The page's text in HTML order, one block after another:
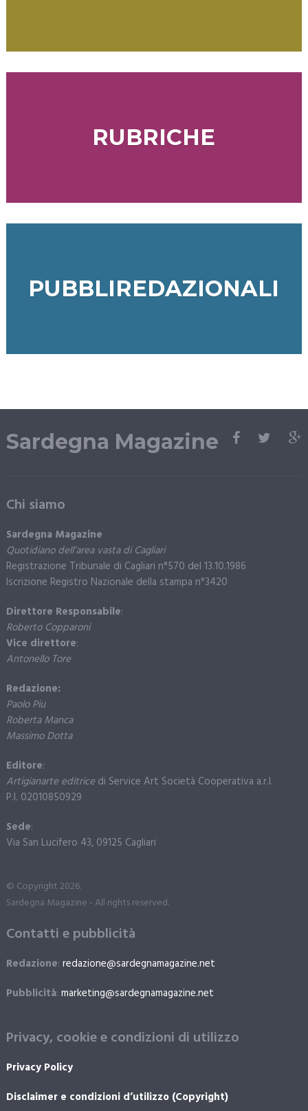
RUBRICHE
PUBBLIREDAZIONALI
Sardegna Magazine
Chi siamo
Sardegna Magazine
Quotidiano dell’area vasta di Cagliari
Registrazione Tribunale di Cagliari n°570 del 13.10.1986
Iscrizione Registro Nazionale della stampa n°3420
Direttore Responsabile:
Roberto Copparoni
Vice direttore:
Antonello Tore
Redazione:
Paolo Piu
Roberta Manca
Massimo Dotta
Editore:
Artigianarte editricedi Service Art Società Cooperativa a.r.l.
P.I. 02010850929
Sede:
Via San Lucifero 43, 09125 Cagliari
© Copyright 2026.
Sardegna Magazine - All rights reserved.
Contatti e pubblicità
Redazione: redazione@sardegnamagazine.net
Pubblicità: marketing@sardegnamagazine.net
Privacy, cookie e condizioni di utilizzo
Privacy Policy
Disclaimer e condizioni d’utilizzo (Copyright)